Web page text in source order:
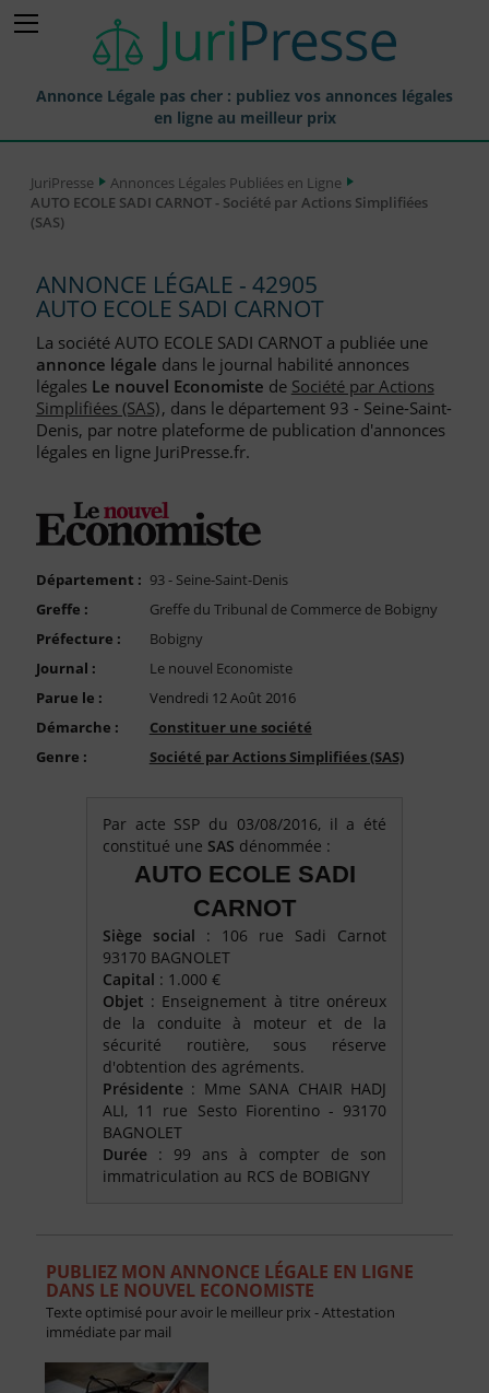
Annonce Légale pas cher : publiez vos annonces légales
en ligne au meilleur prix
Annonces Légales Publiées
Journaux Habilités (JAL) Annonces Légales
Liste des Greffes
Liste des CCI
Le Blog pour les Entreprises
Nous Contacter
Compte PRO
JuriPresse
Annonces Légales Publiées en Ligne
AUTO ECOLE SADI CARNOT - Société par Actions Simplifiées
(SAS)
ANNONCE LÉGALE - 42905
AUTO ECOLE SADI CARNOT
La société AUTO ECOLE SADI CARNOT a publiée une
annonce légale dans le journal habilité annonces
légales Le nouvel Economiste de Société par Actions
Simplifiées (SAS), dans le département 93 - Seine-Saint-
Denis, par notre plateforme de publication d'annonces
légales en ligne JuriPresse.fr.
Département : 93 - Seine-Saint-Denis
Greffe :
Greffe du Tribunal de Commerce de Bobigny
Préfecture :
Bobigny
Journal :
Le nouvel Economiste
Parue le :
Vendredi 12 Août 2016
Démarche :
Constituer une société
Genre :
Société par Actions Simplifiées (SAS)
Par acte SSP du 03/08/2016, il a été
constitué une SAS dénommée :
AUTO ECOLE SADI
CARNOT
Siège social : 106 rue Sadi Carnot
93170 BAGNOLET
Capital : 1.000 €
Objet : Enseignement à titre onéreux
de la conduite à moteur et de la
sécurité routière, sous réserve
d'obtention des agréments.
Présidente : Mme SANA CHAIR HADJ
ALI, 11 rue Sesto Fiorentino - 93170
BAGNOLET
Durée : 99 ans à compter de son
immatriculation au RCS de BOBIGNY
PUBLIEZ MON ANNONCE LÉGALE EN LIGNE
DANS LE NOUVEL ECONOMISTE
Texte optimisé pour avoir le meilleur prix - Attestation
immédiate par mail